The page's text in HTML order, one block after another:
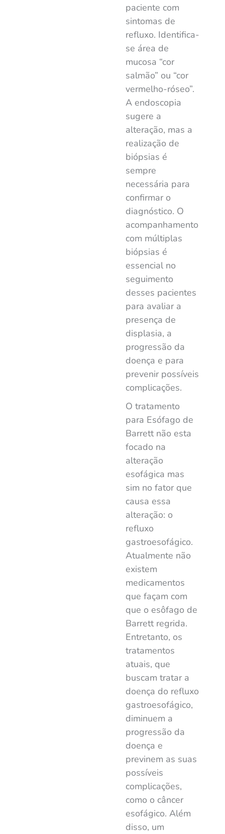
paciente com
sintomas de
refluxo. Identifica-
se área de
mucosa “cor
salmão” ou “cor
vermelho-róseo”.
A endoscopia
sugere a
alteração, mas a
realização de
biópsias é
sempre
necessária para
confirmar o
diagnóstico. O
acompanhamento
com múltiplas
biópsias é
essencial no
seguimento
desses pacientes
para avaliar a
presença de
displasia, a
progressão da
doença e para
prevenir possíveis
complicações.
O tratamento
para Esófago de
Barrett não esta
focado na
alteração
esofágica mas
sim no fator que
causa essa
alteração: o
refluxo
gastroesofágico.
Atualmente não
existem
medicamentos
que façam com
que o esôfago de
Barrett regrida.
Entretanto, os
tratamentos
atuais, que
buscam tratar a
doença do refluxo
gastroesofágico,
diminuem a
progressão da
doença e
previnem as suas
possíveis
complicações,
como o câncer
esofágico. Além
disso, um